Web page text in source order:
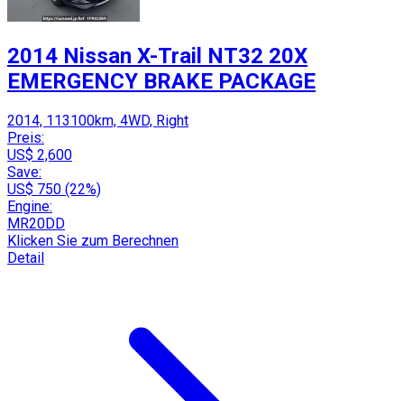
2014 Nissan X-Trail NT32 20X
EMERGENCY BRAKE PACKAGE
2014, 113100km, 4WD, Right
Preis:
US$ 2,600
Save:
US$ 750 (22%)
Engine:
MR20DD
Klicken Sie zum Berechnen
Detail